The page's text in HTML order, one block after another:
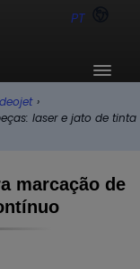
PT
›
laser e jato de tinta
marcação de